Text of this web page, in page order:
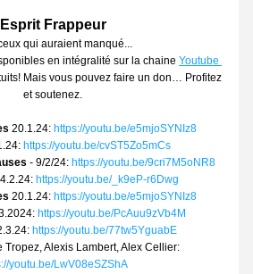
Esprit Frappeur
qui auraient manqué...
en intégralité sur la chaine Youtube
Mais vous pouvez faire un don… Profitez
et soutenez.
20.1.24: https://youtu.be/e5mjoSYNIz8
https://youtu.be/cvST5Zo5mCs
- 9/2/24: https://youtu.be/9cri7M5oNR8
https://youtu.be/_k9eP-r6Dwg
20.1.24: https://youtu.be/e5mjoSYNIz8
https://youtu.be/PcAuu9zVb4M
https://youtu.be/77tw5YguabE
youtu.be/LwV08eSZShA